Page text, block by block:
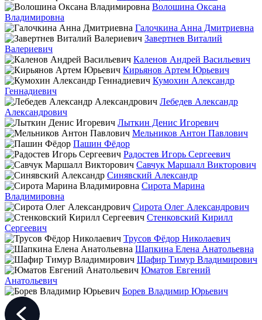
Волошина Оксана
Владимировна
Галочкина Анна Дмитриевна
Завертнев Виталий
Валериевич
Каленов Андрей Васильевич
Кирьянов Артем Юрьевич
Кумохин Александр
Геннадиевич
Лебедев Александр
Александрович
Лыткин Денис Игоревич
Мельников Антон Павлович
Пашин Фёдор
Радостев Игорь Сергеевич
Савчук Маршалл Викторович
Синявский Александр
Сирота Марина
Владимировна
Сирота Олег Александрович
Стенковский Кирилл
Сергеевич
Трусов Фёдор Николаевич
Шапкина Елена Анатольевна
Шафир Тимур Владимирович
Юматов Евгений
Анатольевич
Борев Владимир Юрьевич